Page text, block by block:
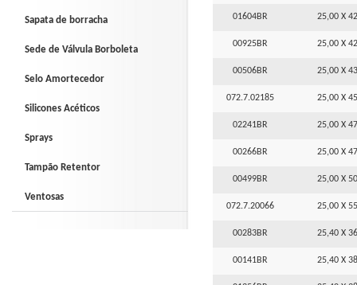
Sapata de borracha
Sede de Válvula Borboleta
Selo Amortecedor
Silicones Acéticos
Sprays
Tampão Retentor
Ventosas
01604BR 25,00 X
00925BR 25,00 X
00506BR 25,00 X
072.7.02185 25,00 X
02241BR 25,00 X
00266BR 25,00 X
00499BR 25,00 X
072.7.20066 25,00 X
00283BR 25,40 X
00141BR 25,40 X